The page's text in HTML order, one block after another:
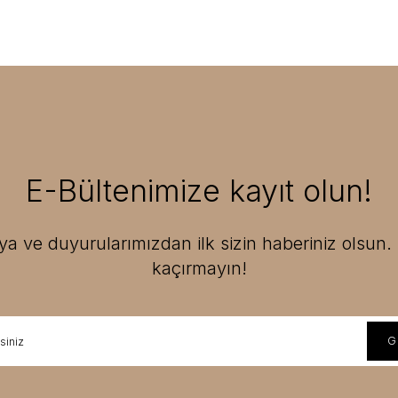
E-Bültenimize kayıt olun!
ve duyurularımızdan ilk sizin haberiniz olsun.
kaçırmayın!